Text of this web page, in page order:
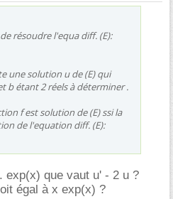
résoudre l'equa diff. (E):
une solution u de (E) qui
b étant 2 réels à déterminer .
f est solution de (E) ssi la
de l'equation diff. (E):
exp(x) que vaut u' - 2 u ?
égal à x exp(x) ?